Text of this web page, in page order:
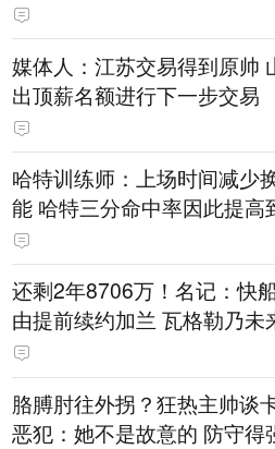
媒体人：江苏交易得到原帅
出顶薪名额进行下一步交易
哈特训练师：上场时间减少
能 哈特三分命中率因此提高
还剩2年8706万！名记：快
由提前续约加兰 瓦格勒乃未
胳膊肘往外拐？狂热主帅谈
恶犯：她不是故意的 防守得